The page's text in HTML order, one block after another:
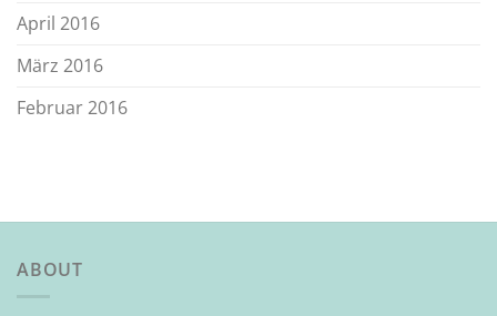
April 2016
März 2016
Februar 2016
ABOUT